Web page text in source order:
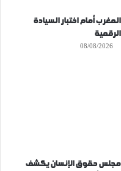
المغرب أمام اختبار السيادة
الرقمية
08/08/2026
مجلس حقوق الإنسان يكشف